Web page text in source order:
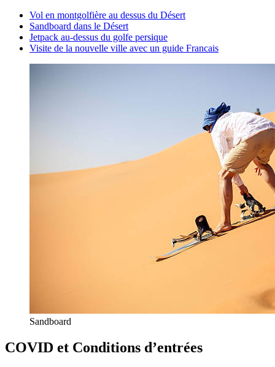
Vol en montgolfière au dessus du Désert
Sandboard dans le Désert
Jetpack au-dessus du golfe persique
Visite de la nouvelle ville avec un guide Francais
Sandboard
COVID et Conditions d’entrées